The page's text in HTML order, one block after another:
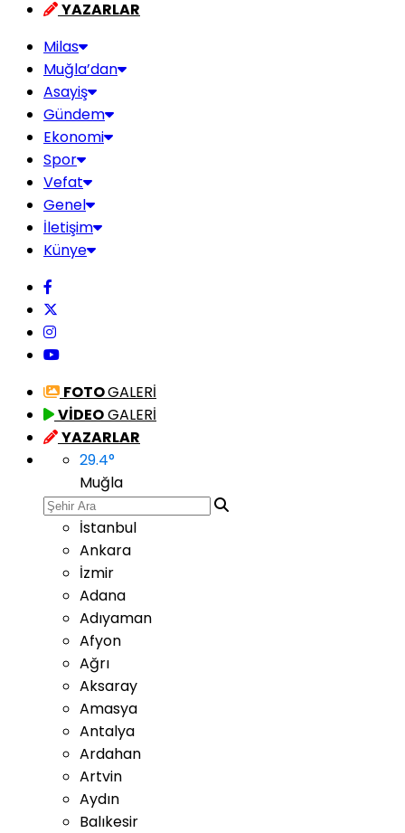
YAZARLAR
Milas
Muğla’dan
Asayiş
Gündem
Ekonomi
Spor
Vefat
Genel
İletişim
Künye
FOTOGALERİ
VİDEOGALERİ
YAZARLAR
29.4°
Muğla
İstanbul
Ankara
İzmir
Adana
Adıyaman
Afyon
Ağrı
Aksaray
Amasya
Antalya
Ardahan
Artvin
Aydın
Balıkesir